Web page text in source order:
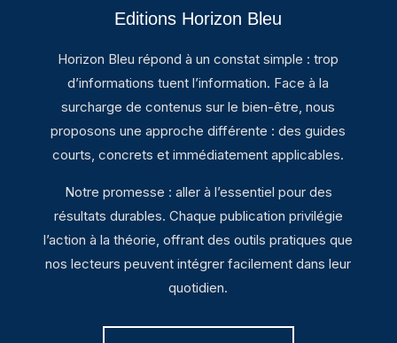
Editions Horizon Bleu
Horizon Bleu répond à un constat simple : trop
d’informations tuent l’information. Face à la
surcharge de contenus sur le bien-être, nous
proposons une approche différente : des guides
courts, concrets et immédiatement applicables.
Notre promesse : aller à l’essentiel pour des
résultats durables. Chaque publication privilégie
l’action à la théorie, offrant des outils pratiques que
nos lecteurs peuvent intégrer facilement dans leur
quotidien.